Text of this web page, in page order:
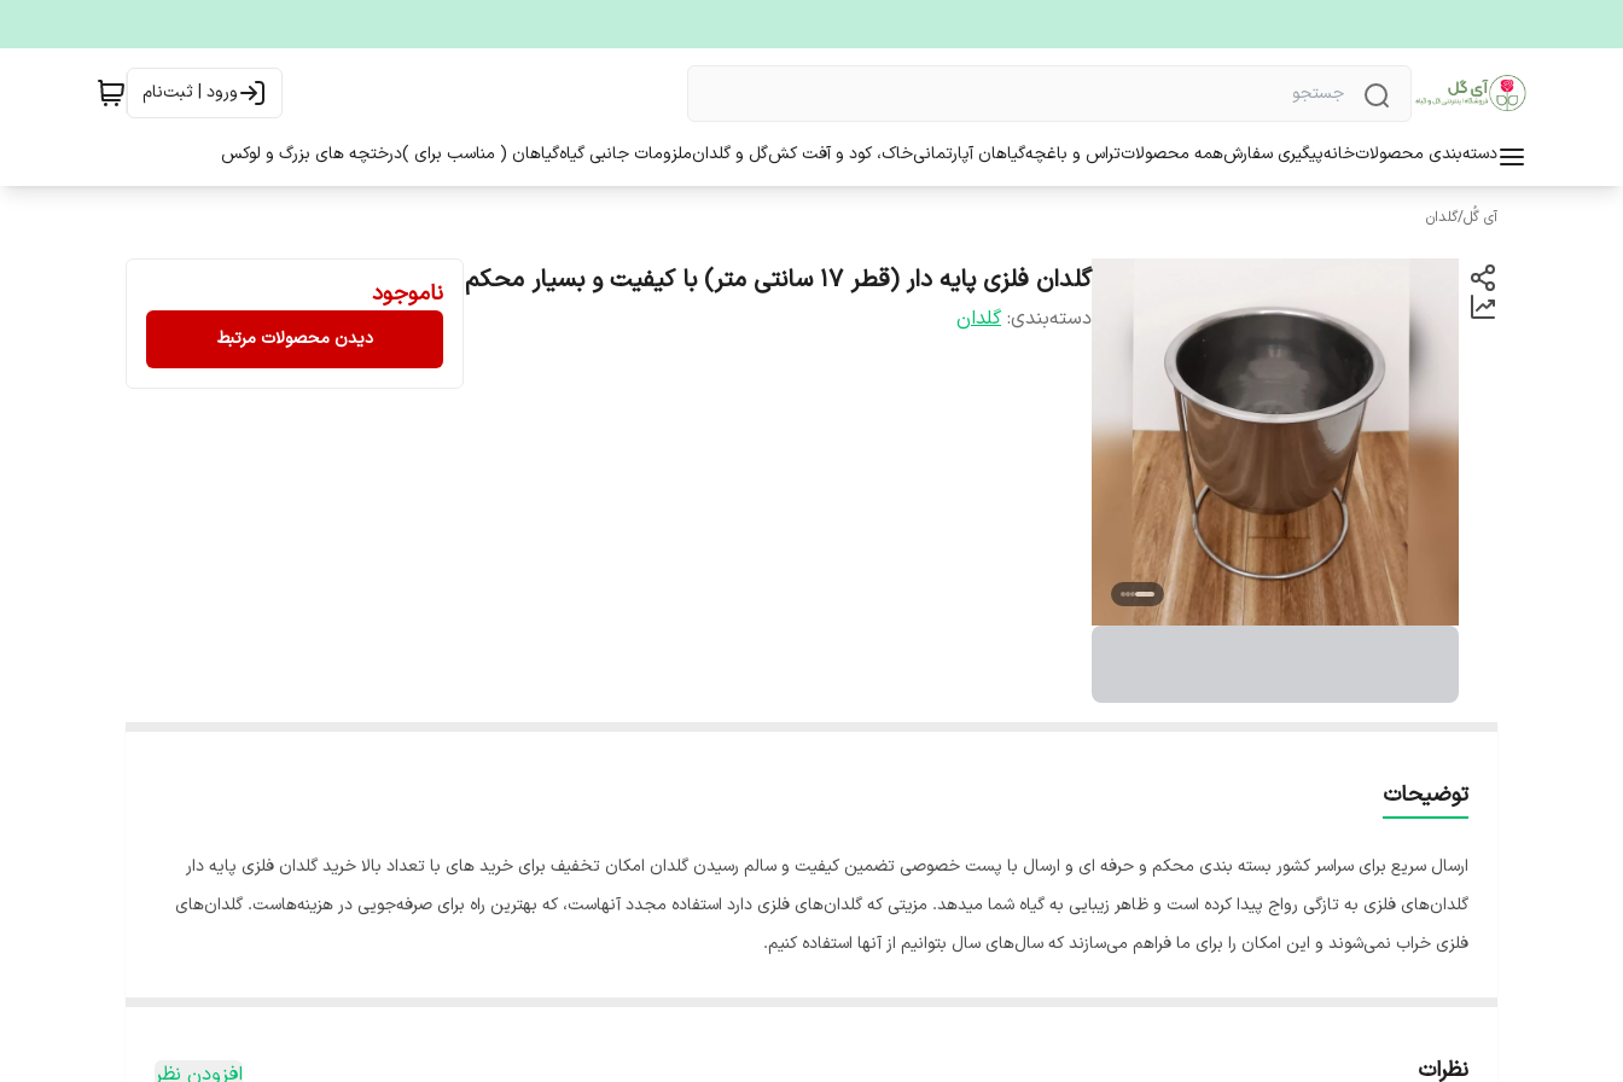
ورود | ثبت‌نام
دسته‌بندی محصولاتخانهپیگیری سفارشهمه محصولاتتراس و باغچهگیاهان آپارتمانیخاک، کود و آفت کشگل و گلدانملزومات جانبی گیاهگیاهان ( مناسب برای )درختچه های بزرگ و لوکس
آی گُل/گلدان
گلدان فلزی پایه دار (قطر 17 سانتی متر) با کیفیت و بسیار محکم
دسته‌بندی: گلدان
ناموجود
دیدن محصولات مرتبط
توضیحات
ارسال سریع برای سراسر کشور بسته بندی محکم و حرفه ای و ارسال با پست خصوصی تضمین کیفیت و سالم رسیدن گلدان امکان تخفیف برای خرید های با تعداد بالا خرید گلدان فلزی پایه دار
گلدان‌های فلزی به تازگی رواج پیدا کرده است و ظاهر زیبایی به گیاه شما میدهد. مزیتی که گلدان‌های فلزی دارد استفاده مجدد آنهاست، که بهترین راه برای صرفه‌جویی در هزینه‌هاست. گلدان‌های
فلزی خراب نمی‌شوند و این امکان را برای ما فراهم می‌سازند که سال‌های سال بتوانیم از آنها استفاده کنیم.
نظرات افزودن نظر